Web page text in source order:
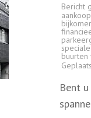
Bericht
buurten
Bent